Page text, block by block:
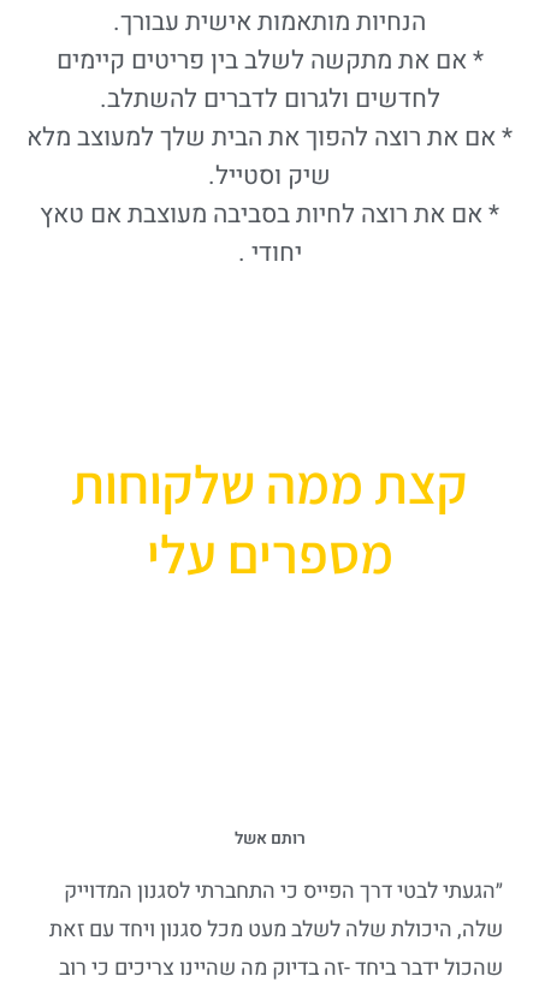
הנחיות מותאמות אישית עבורך.
* אם את מתקשה לשלב בין פריטים קיימים
לחדשים ולגרום לדברים להשתלב.
* אם את רוצה להפוך את הבית שלך למעוצב מלא
שיק וסטייל.
* אם את רוצה לחיות בסביבה מעוצבת אם טאץ
יחודי .
קצת ממה שלקוחות
מספרים עלי
רותם אשל
״הגעתי לבטי דרך הפייס כי התחברתי לסגנון המדוייק
שלה, היכולת שלה לשלב מעט מכל סגנון ויחד עם זאת
שהכול ידבר ביחד -זה בדיוק מה שהיינו צריכים כי רוב